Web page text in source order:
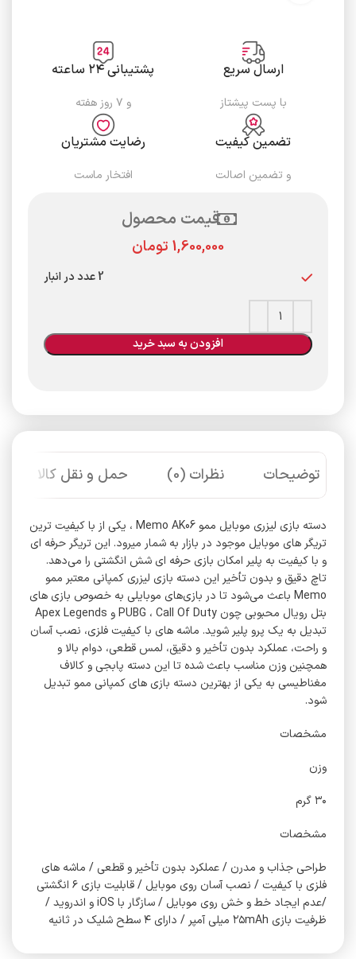
ارسال سریع
با پست پیشتاز
پشتیبانی ۲۴ ساعته
و ۷ روز هفته
تضمین کیفیت
و تضمین اصالت
رضایت مشتریان
افتخار ماست
قیمت محصول
تومان
2 عدد در انبار
افزودن به سبد خرید
توضیحات نظرات (0) حمل و نقل کالا
دسته بازی لیزری موبایل ممو Memo AK06 ، یکی از با کیفیت ترین
تریگر های موبایل موجود در بازار به شمار میرود. این تریگر حرفه ای
و با کیفیت به پلیر امکان بازی حرفه ای شش انگشتی را می‌دهد.
تاچ دقیق و بدون تأخیر این دسته بازی لیزری کمپانی معتبر ممو
Memo باعث می‌شود تا در بازی‌های موبایلی به خصوص بازی های
بتل رویال محبوبی چون PUBG ، Call Of Duty و Apex Legends
تبدیل به یک پرو پلیر شوید. ماشه های با کیفیت فلزی، نصب آسان
و راحت، عملکرد بدون تأخیر و دقیق، لمس قطعی، دوام بالا و
همچنین وزن مناسب باعث شده تا این دسته پابجی و کالاف
مغناطیسی به یکی از بهترین دسته بازی های کمپانی ممو تبدیل
شود.
مشخصات
وزن
۳۰ گرم
مشخصات
طراحی جذاب و مدرن / عملکرد بدون تأخیر و قطعی / ماشه های
فلزی با کیفیت / نصب آسان روی موبایل / قابلیت بازی ۶ انگشتی
/عدم ایجاد خط و خش روی موبایل / سازگار با iOS و اندروید /
ظرفیت بازی ۲۵mAh میلی آمپر / دارای ۴ سطح شلیک در ثانیه